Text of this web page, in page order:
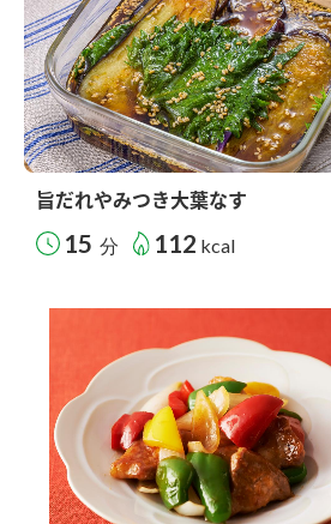
旨だれやみつき大葉なす
15 分 112 kcal